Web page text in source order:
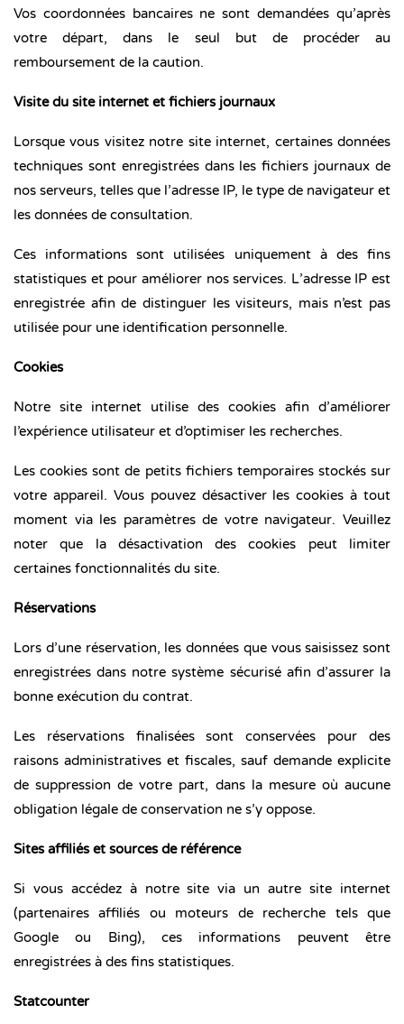
Vos coordonnées bancaires ne sont demandées qu’après
votre départ, dans le seul but de procéder au
remboursement de la caution.
Visite du site internet et fichiers journaux
Lorsque vous visitez notre site internet, certaines données
techniques sont enregistrées dans les fichiers journaux de
nos serveurs, telles que l’adresse IP, le type de navigateur et
les données de consultation.
Ces informations sont utilisées uniquement à des fins
statistiques et pour améliorer nos services. L’adresse IP est
enregistrée afin de distinguer les visiteurs, mais n’est pas
utilisée pour une identification personnelle.
Cookies
Notre site internet utilise des cookies afin d’améliorer
l’expérience utilisateur et d’optimiser les recherches.
Les cookies sont de petits fichiers temporaires stockés sur
votre appareil. Vous pouvez désactiver les cookies à tout
moment via les paramètres de votre navigateur. Veuillez
noter que la désactivation des cookies peut limiter
certaines fonctionnalités du site.
Réservations
Lors d’une réservation, les données que vous saisissez sont
enregistrées dans notre système sécurisé afin d’assurer la
bonne exécution du contrat.
Les réservations finalisées sont conservées pour des
raisons administratives et fiscales, sauf demande explicite
de suppression de votre part, dans la mesure où aucune
obligation légale de conservation ne s’y oppose.
Sites affiliés et sources de référence
Si vous accédez à notre site via un autre site internet
(partenaires affiliés ou moteurs de recherche tels que
Google ou Bing), ces informations peuvent être
enregistrées à des fins statistiques.
Statcounter